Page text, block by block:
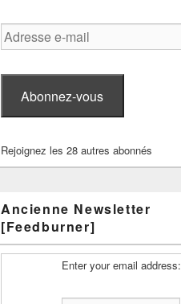
Adresse
e-
Abonnez-vous
Rejoignez les 28 autres abonnés
Ancienne Newsletter
[Feedburner]
Enter your email address: